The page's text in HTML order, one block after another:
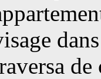
de